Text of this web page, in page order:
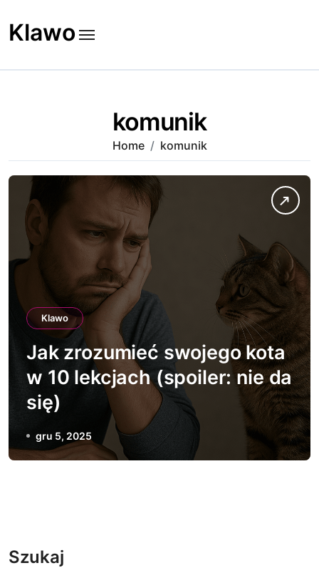
to
content
Klawo
komunik
Home komunik
Klawo
Jak zrozumieć swojego kota
w 10 lekcjach (spoiler: nie da
się)
gru 5, 2025
Szukaj